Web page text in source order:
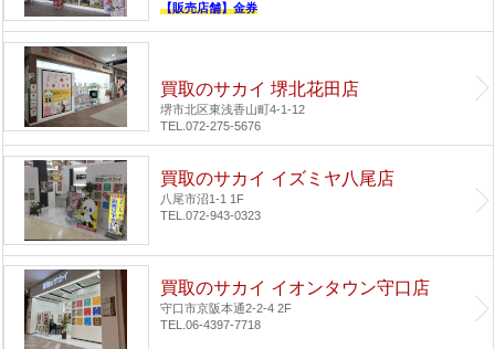
【販売店舗】金券
買取のサカイ 堺北花田店
堺市北区東浅香山町4-1-12
TEL.072-275-5676
買取のサカイ イズミヤ八尾店
八尾市沼1-1 1F
TEL.072-943-0323
買取のサカイ イオンタウン守口店
守口市京阪本通2-2-4 2F
TEL.06-4397-7718